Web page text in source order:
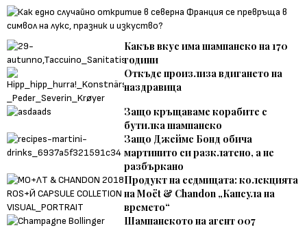
Какъв вкус има шампанско на 170
години
Откъде произлиза вдигането на
наздравица
Защо кръщаваме корабите с
бутилка шампанско
Защо Джеймс Бонд обича
мартинито си разклатено, а не
разбъркано
Продукт на седмицата: колекцията
на Moët & Chandon „Капсула на
времето“
Шампанското на агент 007